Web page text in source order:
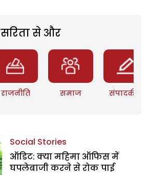
सरिता से और
राजनीति समाज संपादकीय
Social Stories
ऑडिट: क्या महिमा ऑफिस में
घपलेबाजी करने से रोक पाई